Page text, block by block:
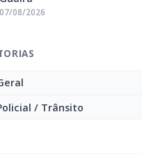
08/2026
/ Trânsito